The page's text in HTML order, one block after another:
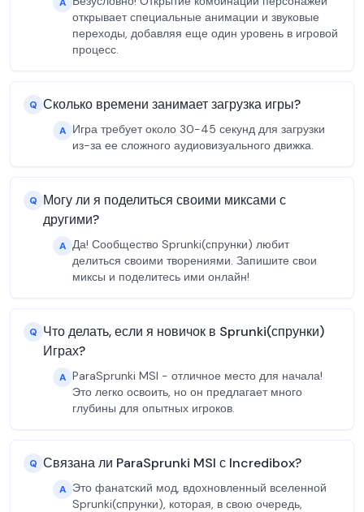
открывает специальные анимации и звуковые
переходы, добавляя еще один уровень в игровой
процесс.
Q Сколько времени занимает загрузка игры?
A Игра требует около 30-45 секунд для загрузки
из-за ее сложного аудиовизуального движка.
Q Могу ли я поделиться своими миксами с
другими?
A Да! Сообщество Sprunki(спрунки) любит
делиться своими творениями. Запишите свои
миксы и поделитесь ими онлайн!
Q Что делать, если я новичок в Sprunki(спрунки)
Играх?
A ParaSprunki MSI - отличное место для начала!
Это легко освоить, но он предлагает много
глубины для опытных игроков.
Q Связана ли ParaSprunki MSI с Incredibox?
A Это фанатский мод, вдохновленный вселенной
Sprunki(спрунки), которая, в свою очередь,